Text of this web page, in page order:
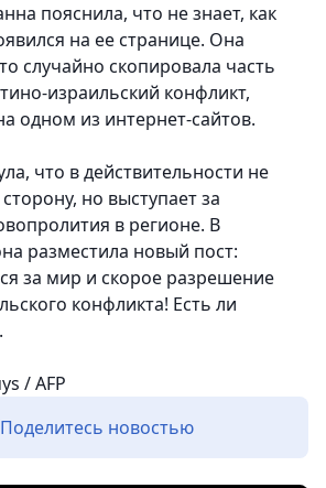
пояснила, что не знает, как
на ее странице. Она
случайно скопировала часть
израильский конфликт,
одном из интернет-сайтов.
что в действительности не
но выступает за
в регионе. В
разместила новый пост:
за мир и скорое разрешение
конфликта! Есть ли
/ AFP
Поделитесь новостью